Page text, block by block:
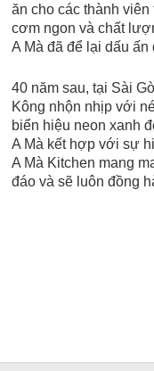
ăn cho các thành
cơm ngon và chất
A Mà đã để lại dấu ấn
40 năm sau, tại Sài
Kông nhộn nhịp với
biển hiệu neon xanh
A Mà kết hợp với sự
A Mà Kitchen mang
đáo và sẽ luôn đồng